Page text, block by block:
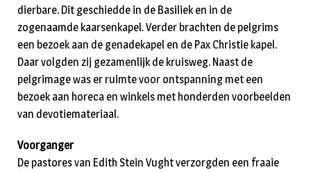
dierbare. Dit geschiedde in de Basiliek en in de
zogenaamde kaarsenkapel. Verder brachten de pelgrims
een bezoek aan de genadekapel en de Pax Christie kapel.
Daar volgden zij gezamenlijk de kruisweg. Naast de
pelgrimage was er ruimte voor ontspanning met een
bezoek aan horeca en winkels met honderden voorbeelden
van devotiemateriaal.
Voorganger
De pastores van Edith Stein Vught verzorgden een fraaie